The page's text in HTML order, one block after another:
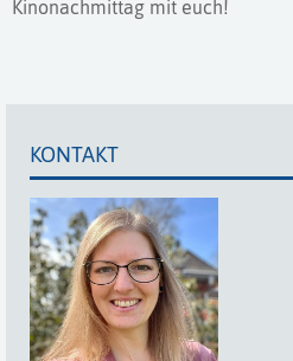
Kinonachmittag mit euch!
KONTAKT